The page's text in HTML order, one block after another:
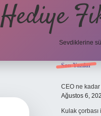
Hediye
Sevdiklerine
Son Yazılar
CEO ne kadar
Ağustos 6,
Kulak